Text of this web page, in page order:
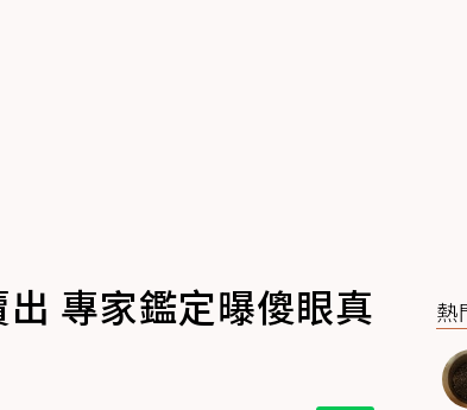
專家鑑定曝傻眼真
熱